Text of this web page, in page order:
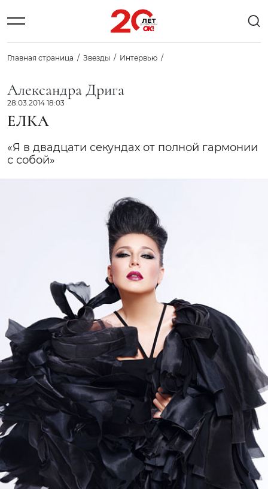
Главная страница Звезды Интервью
Александра Дрига
28.03.2014 18:03
ЕЛКА
«Я в двадцати секундах от полной гармонии
с собой»